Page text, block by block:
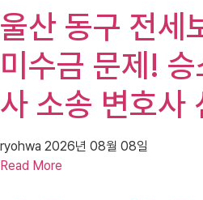
울산 동구 전세
미수금 문제!
사 소송 변호사
ryohwa 2026년 08월 08일
Read More